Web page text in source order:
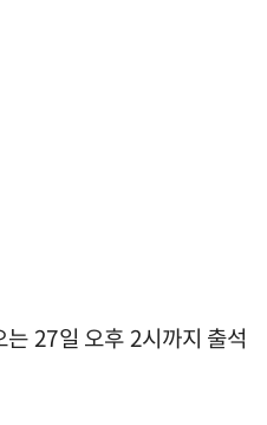
27일 오후 2시까지 출석